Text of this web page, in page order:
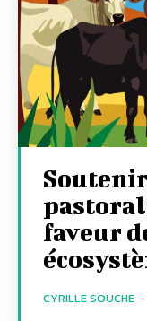
faveur
CYRILLE SOUCHE -